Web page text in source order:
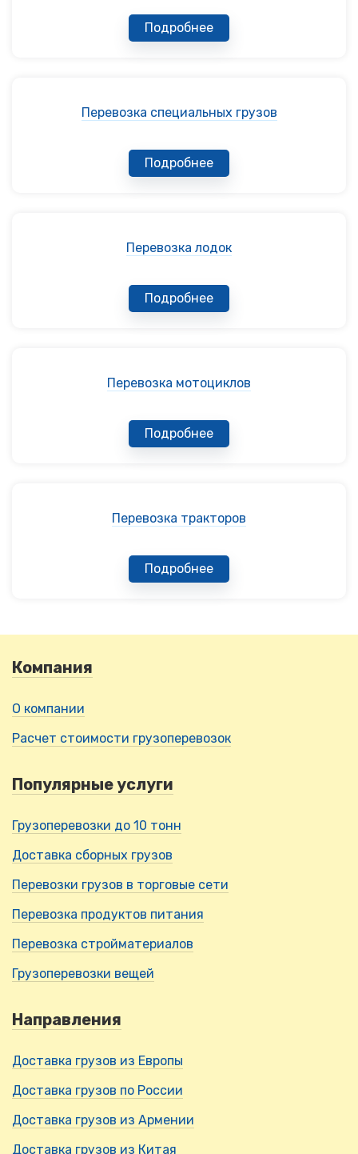
Подробнее
Перевозка специальных грузов
Подробнее
Перевозка лодок
Подробнее
Перевозка мотоциклов
Подробнее
Перевозка тракторов
Подробнее
Компания
О компании
Расчет стоимости грузоперевозок
Популярные услуги
Грузоперевозки до 10 тонн
Доставка сборных грузов
Перевозки грузов в торговые сети
Перевозка продуктов питания
Перевозка стройматериалов
Грузоперевозки вещей
Направления
Доставка грузов из Европы
Доставка грузов по России
Доставка грузов из Армении
Доставка грузов из Китая